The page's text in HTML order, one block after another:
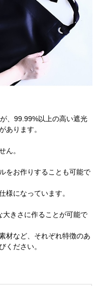
、99.99%以上の高い遮光
あります。
ん。
をお作りすることも可能で
様になっています。
きさに作ることが可能で
材など、それぞれ特徴のあ
ください。